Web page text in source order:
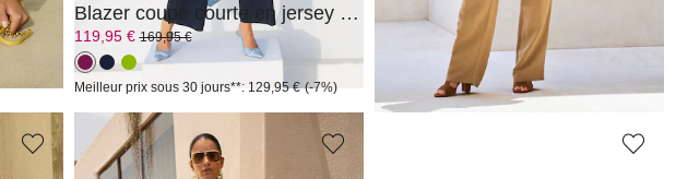
Blazer coupe courte en jersey avec parties structurées très tendance
119,95 €169,95 €
Meilleur prix sous 30 jours**: 129,95 € (-7%)
Blazer
279,95 €
Meilleur prix sous 30 jours**: 109,95 €